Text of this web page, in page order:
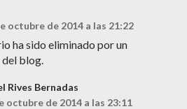
octubre de 2014 a las 21:22
ha sido eliminado por un
blog.
Rives Bernadas
octubre de 2014 a las 23:11